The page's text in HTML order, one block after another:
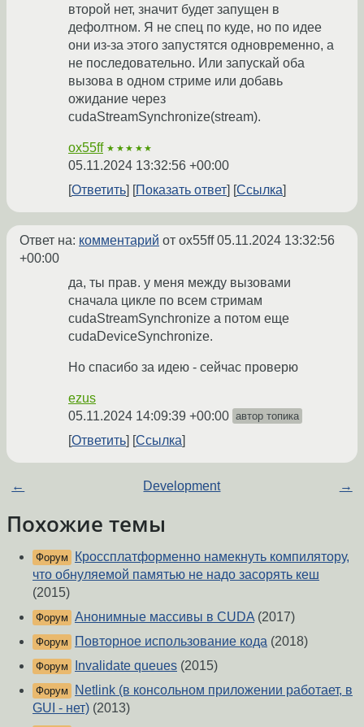
второй нет, значит будет запущен в
дефолтном. Я не спец по куде, но по идее
они из-за этого запустятся одновременно, а
не последовательно. Или запускай оба
вызова в одном стриме или добавь
ожидание через
cudaStreamSynchronize(stream).
ox55ff ★★★★★
05.11.2024 13:32:56 +00:00
Ответить
Показать ответ Ссылка
Ответ на: комментарий от ox55ff05.11.2024 13:32:56
+00:00
да, ты прав. у меня между вызовами
сначала цикле по всем стримам
cudaStreamSynchronize а потом еще
cudaDeviceSynchronize.
Но спасибо за идею - сейчас проверю
ezus
05.11.2024 14:09:39 +00:00 автор топика
Ответить Ссылка
← Development →
Похожие темы
Форум
Кроссплатформенно намекнуть компилятору,
что обнуляемой памятью не надо засорять кеш
(2015)
Форум Анонимные массивы в CUDA (2017)
Форум Повторное использование кода (2018)
Форум Invalidate queues (2015)
Форум
Netlink (в консольном приложении работает, в
GUI - нет) (2013)